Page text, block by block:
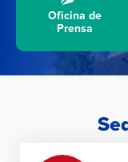
Oficina de
Prensa